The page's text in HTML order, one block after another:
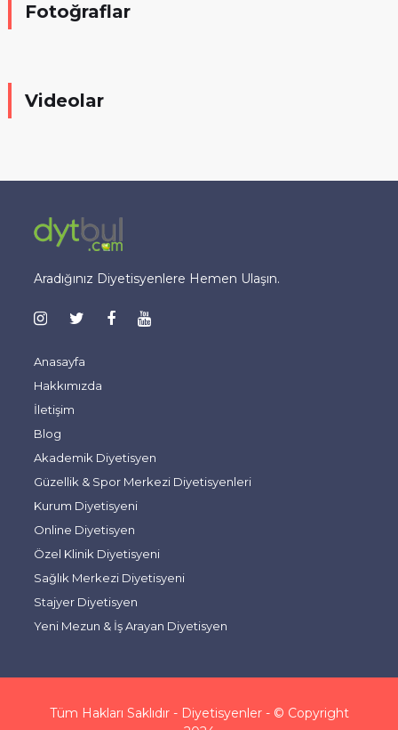
Fotoğraflar
Videolar
Aradığınız Diyetisyenlere Hemen Ulaşın.
Anasayfa
Hakkımızda
İletişim
Blog
Akademik Diyetisyen
Güzellik & Spor Merkezi Diyetisyenleri
Kurum Diyetisyeni
Online Diyetisyen
Özel Klinik Diyetisyeni
Sağlık Merkezi Diyetisyeni
Stajyer Diyetisyen
Yeni Mezun & İş Arayan Diyetisyen
Tüm Hakları Saklıdır - Diyetisyenler - © Copyright